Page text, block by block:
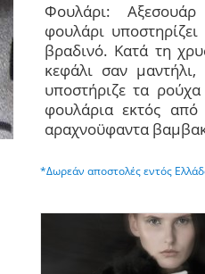
Φουλάρι: A
φουλάρι
βραδινό. Κατά τη
κεφάλι σαν
υποστήριζε τα
φουλάρια εκτός
αραχνοϋφαντα
*Δωρεάν αποστολές εντός